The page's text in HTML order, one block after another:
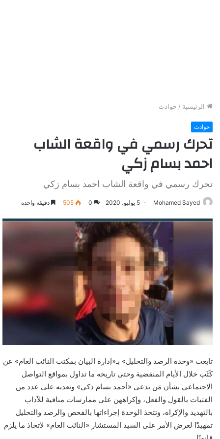
الرئيسية / حوادث
حوادث
تحرك رسمي في واقعة الشاب
احمد بسام زكي
تحرك رسمي في واقعة الشاب احمد بسام زكي
Mohamed Sayed 5 يوليو، 2020 0
505 دقيقة واحدة
تابعت «وحدة الرصد والتحليل» بـ«إدارة البيان بمكتب النائب العام» عن
كَثَب خلال الأيام المنقضية وحتى تاريخه ما تداول بمواقع التواصل
الاجتماعي بشأن مَن يدعى «أحمد بسام ذكي» وتعديه على عدد من
الفتيات بالقول والفعل، وإكراههن على ممارسات منافية للآداب
بالتهديد والإكراه، وتتخذ الوحدة إجراءاتها بالفحص والرصد والتحليل
تمهيدًا لعرض الأمر على السيد المستشار «النائب العام» لاتخاذ ما يلزم